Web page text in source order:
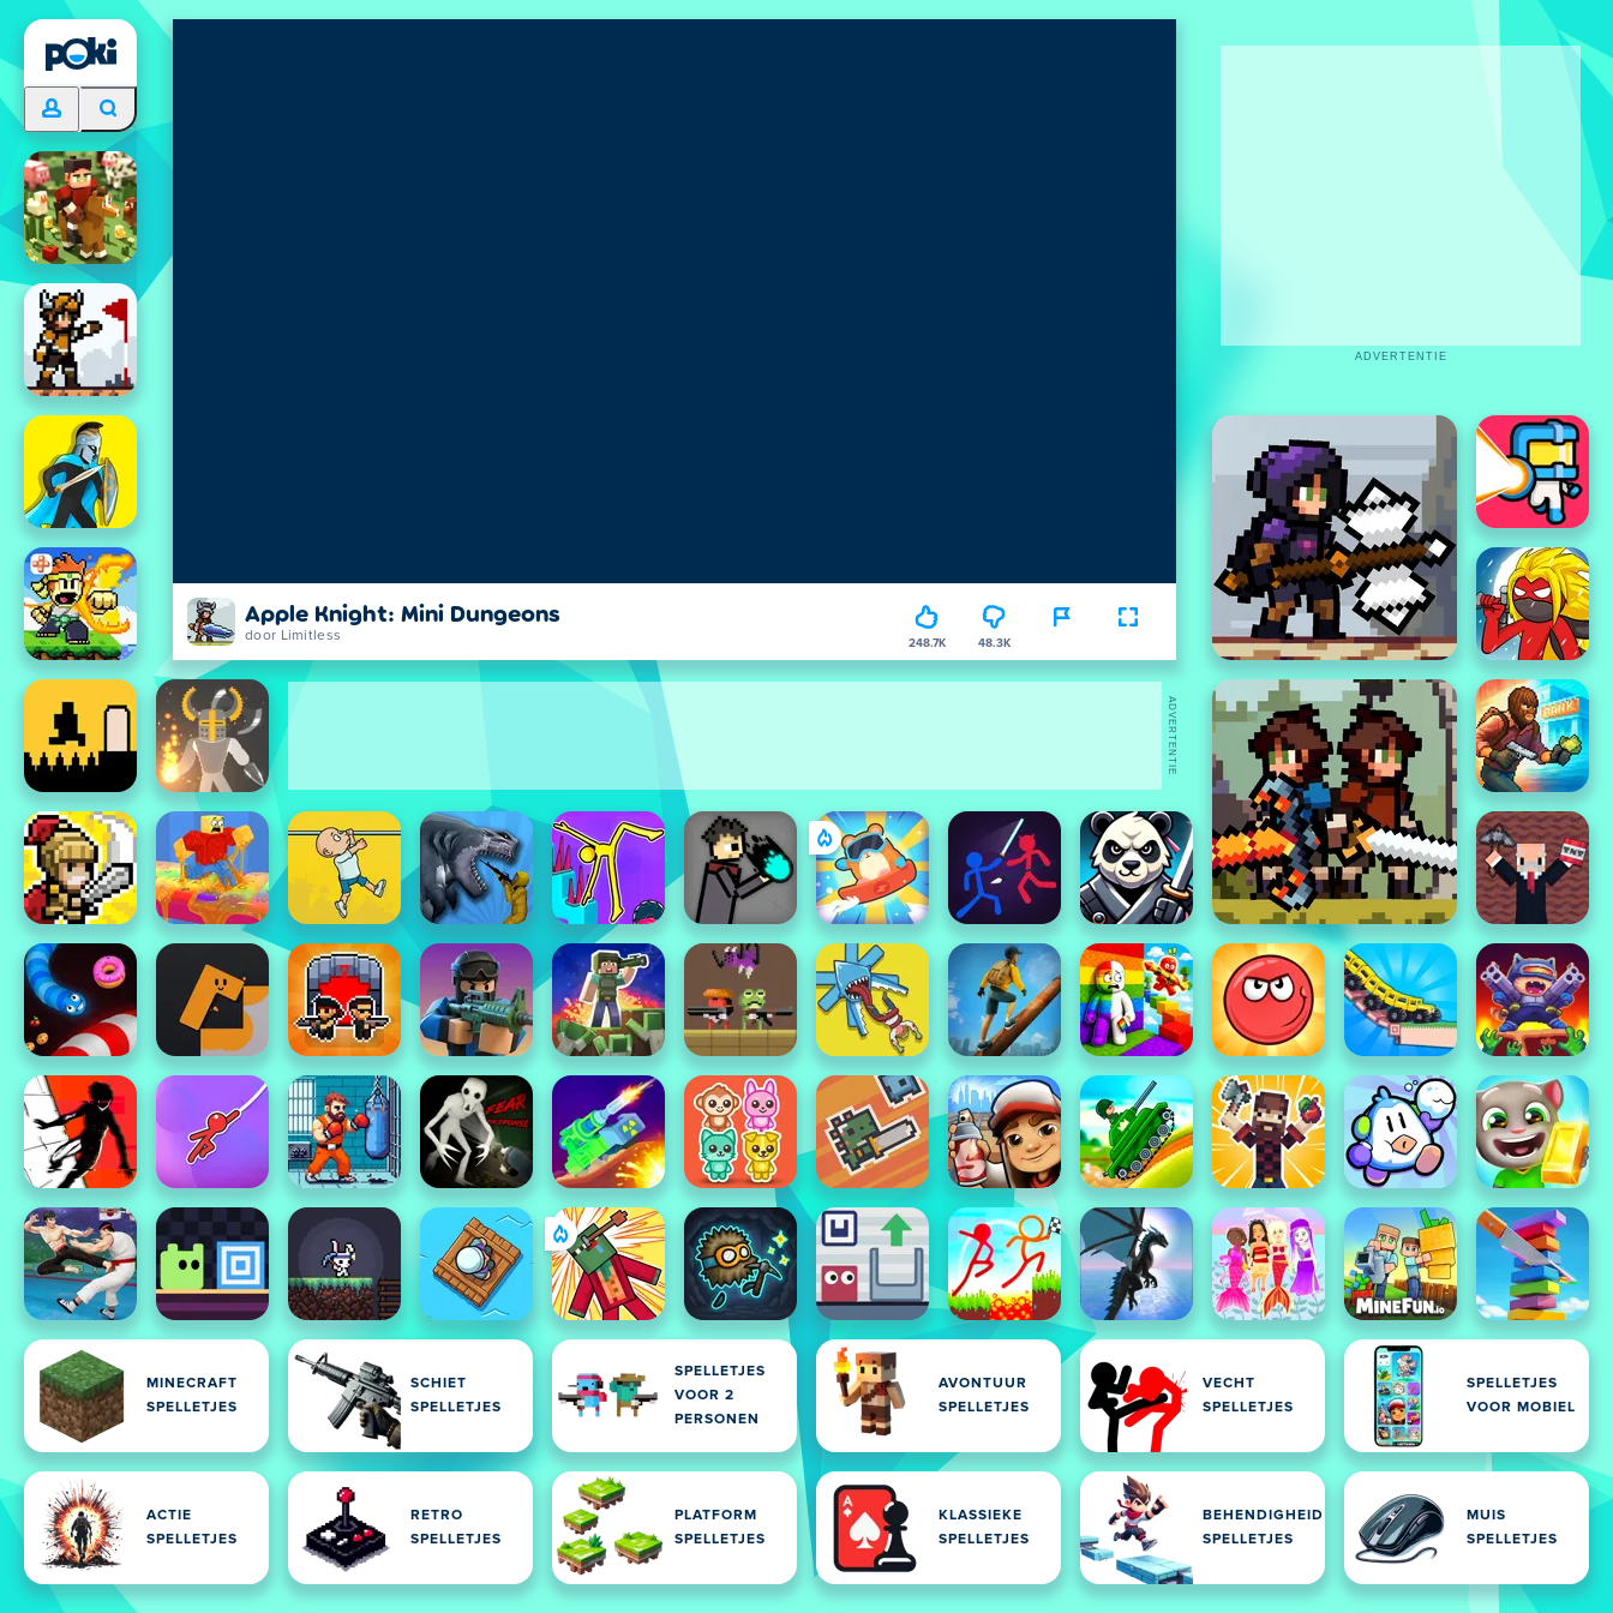
Apple Knight: Mini Dungeons
door Limitless 248.7K 48.3K
MINECRAFT
SPELLETJES
SCHIET
SPELLETJES
SPELLETJES
VOOR 2
PERSONEN
AVONTUUR
SPELLETJES
VECHT
SPELLETJES
SPELLETJES
VOOR MOBIEL
ACTIE
SPELLETJES
RETRO
SPELLETJES
PLATFORM
SPELLETJES
KLASSIEKE
SPELLETJES
BEHENDIGHEID
SPELLETJES
MUIS
SPELLETJES
ADVERTENTIE
ADVERTENTIE